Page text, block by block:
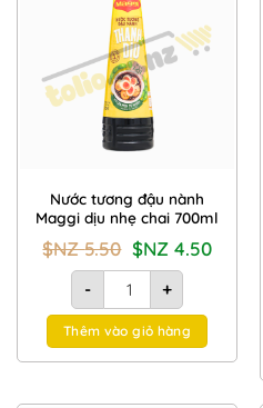
Wishlist
Nước tương đậu nành
Maggi dịu nhẹ chai 700ml
$NZ5.50 Giá
gốc
là:
$NZ
5.50.
$NZ 4.50Giá
hiện
-
Nước tương đậu nành
+
Thêm vào giỏ hàng